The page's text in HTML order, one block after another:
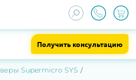
Получить консультацию
Supermicro SYS